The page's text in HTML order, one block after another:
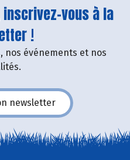
vous à la
!
nos événements et nos
newsletter